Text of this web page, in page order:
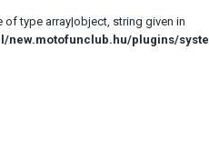
of type array|object, string given in
new.motofunclub.hu/plugins/